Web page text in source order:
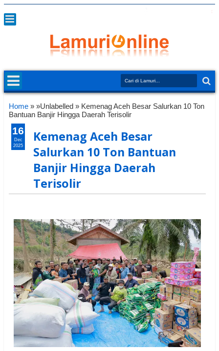
Home » »Unlabelled » Kemenag Aceh Besar Salurkan 10 Ton
Bantuan Banjir Hingga Daerah Terisolir
Kemenag Aceh Besar
Salurkan 10 Ton Bantuan
Banjir Hingga Daerah
Terisolir
16
Dec
2025